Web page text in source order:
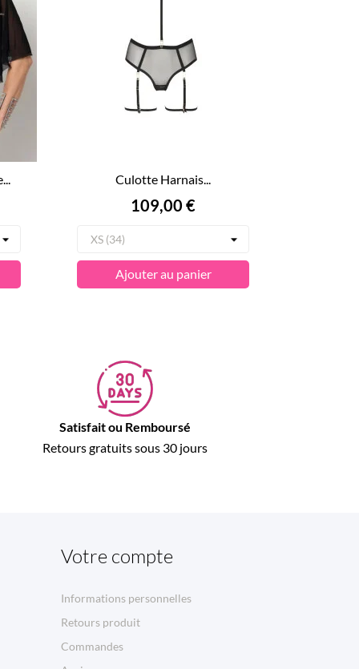
Culotte Harnais...
Prix
109,00 €
Ajouter au panier
Satisfait ou Remboursé
Retours gratuits sous 30 jours
Votre compte
Informations personnelles
Retours produit
Commandes